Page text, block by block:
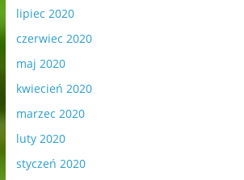
lipiec 2020
czerwiec 2020
maj 2020
kwiecień 2020
marzec 2020
luty 2020
styczeń 2020